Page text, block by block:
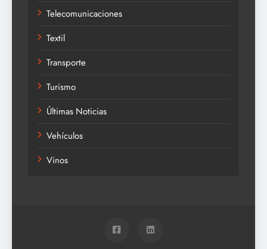
Telecomunicaciones
Textil
Transporte
Turismo
Últimas Noticias
Vehículos
Vinos